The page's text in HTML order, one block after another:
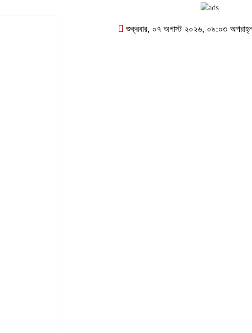
শুক্রবার, ০৭ অগাস্ট ২০২৬, ০৯:০৩